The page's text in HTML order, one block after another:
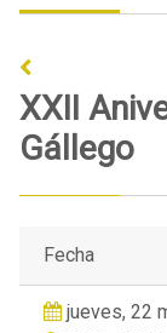
XXII
Gállego
Fecha
jueves, 22